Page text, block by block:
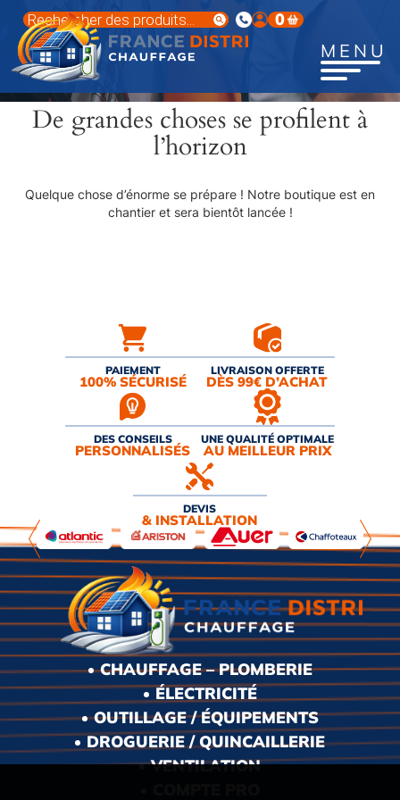
contenu
principal
Recherche
de
produits
0
MENU
De grandes choses se profilent à
l’horizon
Quelque chose d’énorme se prépare ! Notre boutique est en
chantier et sera bientôt lancée !
PAIEMENT
100% SÉCURISÉ
LIVRAISON OFFERTE
DÈS 99€ D’ACHAT
DES CONSEILS
PERSONNALISÉS
UNE QUALITÉ OPTIMALE
AU MEILLEUR PRIX
DEVIS
& INSTALLATION
CHAUFFAGE – PLOMBERIE
ÉLECTRICITÉ
OUTILLAGE / ÉQUIPEMENTS
DROGUERIE / QUINCAILLERIE
VENTILATION